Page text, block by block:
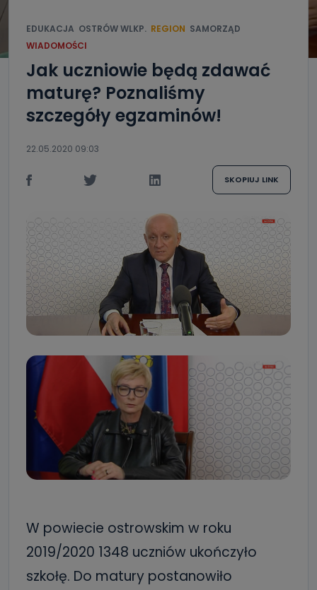
EDUKACJA OSTRÓW WLKP. REGION SAMORZĄD
WIADOMOŚCI
Jak uczniowie będą zdawać
maturę? Poznaliśmy
szczegóły egzaminów!
22.05.2020 09:03
SKOPIUJ LINK
W powiecie ostrowskim w roku
2019/2020 1348 uczniów ukończyło
szkołę. Do matury postanowiło